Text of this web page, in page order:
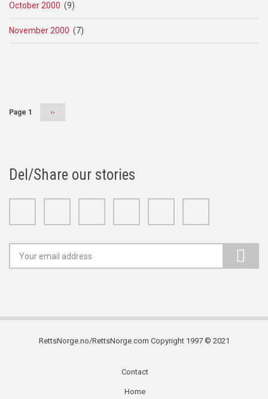
October 2000 (9)
November 2000 (7)
Page 1
Next
››
Del/Share our stories
RettsNorge.no/RettsNorge.com Copyright 1997 © 2021
Contact
Home